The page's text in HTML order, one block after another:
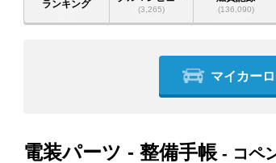
ランキング (3,265) (136,090)
マイカー
電装パーツ - 整備手帳 - コペ